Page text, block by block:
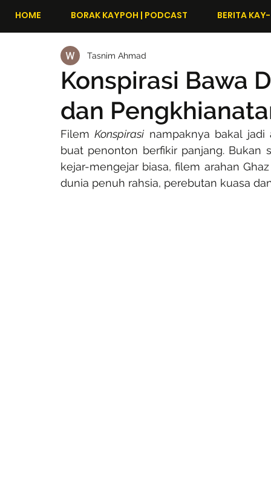
HOME BORAK KAYPOH | PODCAST BERITA
Konspirasi Bawa
dan
Tasnim Ahmad
Filem Konspirasi nampaknya bakal
buat penonton berfikir panjang. Bukan
kejar-mengejar biasa, filem arahan
dunia penuh rahsia, perebutan kuasa